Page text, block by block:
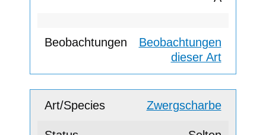
Beobachtungen
dieser Art
Zwergscharbe